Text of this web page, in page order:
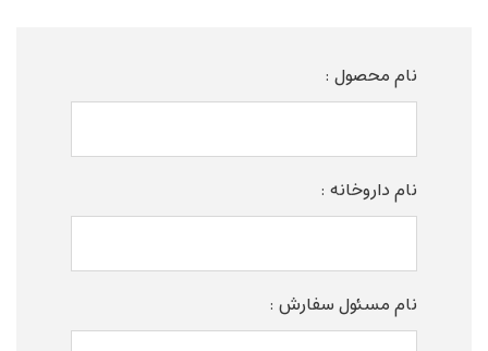
نام محصول :
نام داروخانه :
نام مسئول سفارش :